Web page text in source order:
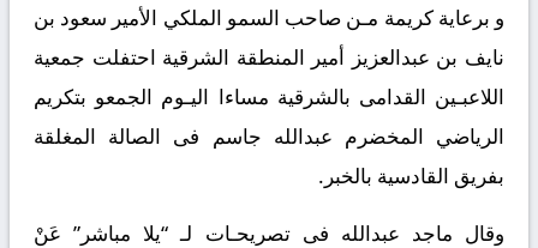
و برعاية كريمة مـن صاحب السمو الملكي الأمير سعود بن
نايف بن عبدالعزيز أمير المنطقة الشرقية احتفلت جمعية
اللاعبـين القدامى بالشرقية مساءا اليـوم الجمعو بتكريم
الرياضي المخضرم عبدالله جاسم فى الصالة المغلقة
بفريق القادسية بالخبر.
وقال ماجد عبدالله فى تصريحـات لـ “يلا مباشر” عَنْ